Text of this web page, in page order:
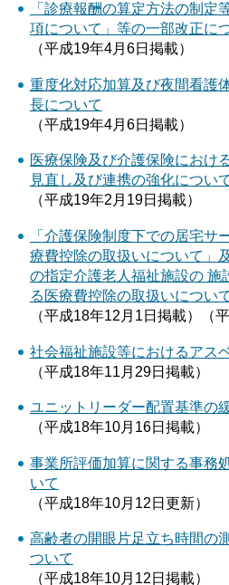
「診療報酬の算定方法の制定
項について」等の一部改正に
（平成19年4月6日掲載）
重度化対応加算及び夜間看護
長について
（平成19年4月6日掲載）
医療保険及び介護保険におけ
見直し及び連携の強化につい
（平成19年2月19日掲載）
「介護保険制度下での居宅サ
療費控除の取扱いについて」
の指定介護老人福祉施設の 施
る医療費控除の取扱いについて
（平成18年12月1日掲載）（
社会福祉施設等におけるアス
（平成18年11月29日掲載）
ユニットリーダー配置基準の
（平成18年10月16日掲載）
事業所評価加算に関する事務
いて
（平成18年10月12日更新）
高齢者の開眼片足立ち時間の
ついて
（平成18年10月12日掲載）